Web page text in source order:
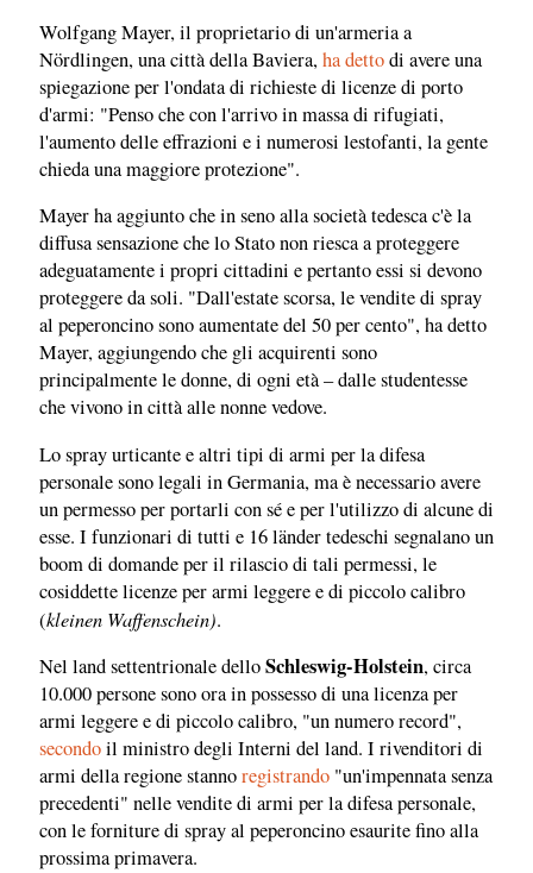
Wolfgang Mayer, il proprietario di un'armeria a
Nördlingen, una città della Baviera,ha dettodi avere una
spiegazione per l'ondata di richieste di licenze di porto
d'armi: "Penso che con l'arrivo in massa di rifugiati,
l'aumento delle effrazioni e i numerosi lestofanti, la gente
chieda una maggiore protezione".
Mayer ha aggiunto che in seno alla società tedesca c'è la
diffusa sensazione che lo Stato non riesca a proteggere
adeguatamente i propri cittadini e pertanto essi si devono
proteggere da soli. "Dall'estate scorsa, le vendite di spray
al peperoncino sono aumentate del 50 per cento", ha detto
Mayer, aggiungendo che gli acquirenti sono
principalmente le donne, di ogni età – dalle studentesse
che vivono in città alle nonne vedove.
Lo spray urticante e altri tipi di armi per la difesa
personale sono legali in Germania, ma è necessario avere
un permesso per portarli con sé e per l'utilizzo di alcune di
esse. I funzionari di tutti e 16 länder tedeschi segnalano un
boom di domande per il rilascio di tali permessi, le
cosiddette licenze per armi leggere e di piccolo calibro
(kleinen Waffenschein).
Nel land settentrionale delloSchleswig-Holstein, circa
10.000 persone sono ora in possesso di una licenza per
armi leggere e di piccolo calibro, "un numero record",
secondoil ministro degli Interni del land. I rivenditori di
armi della regione stannoregistrando "un'impennata senza
precedenti" nelle vendite di armi per la difesa personale,
con le forniture di spray al peperoncino esaurite fino alla
prossima primavera.